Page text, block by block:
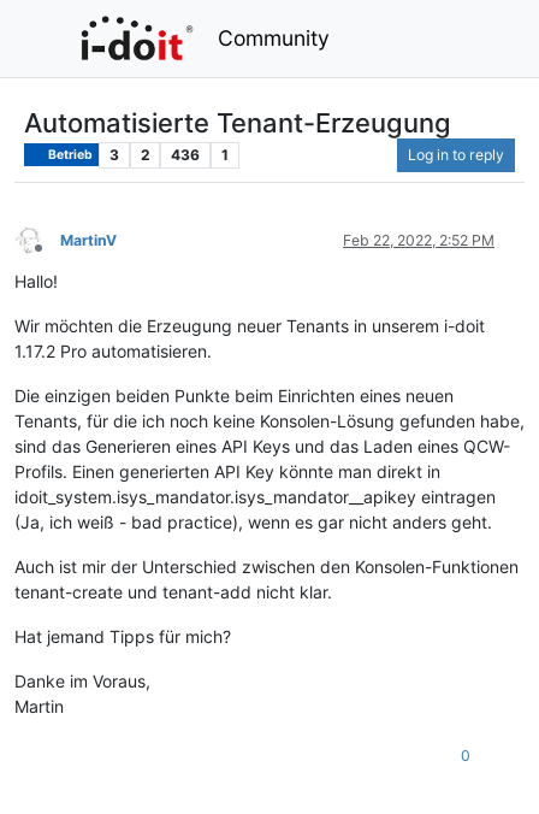
Community
Automatisierte Tenant-Erzeugung
Betrieb 3 2 436 1 Log in to reply
Offline
MartinV Feb 22, 2022, 2:52 PM
Hallo!
Wir möchten die Erzeugung neuer Tenants in unserem i-doit
1.17.2 Pro automatisieren.
Die einzigen beiden Punkte beim Einrichten eines neuen
Tenants, für die ich noch keine Konsolen-Lösung gefunden habe,
sind das Generieren eines API Keys und das Laden eines QCW-
Profils. Einen generierten API Key könnte man direkt in
idoit_system.isys_mandator.isys_mandator__apikey eintragen
(Ja, ich weiß - bad practice), wenn es gar nicht anders geht.
Auch ist mir der Unterschied zwischen den Konsolen-Funktionen
tenant-create und tenant-add nicht klar.
Hat jemand Tipps für mich?
Danke im Voraus,
Martin
0